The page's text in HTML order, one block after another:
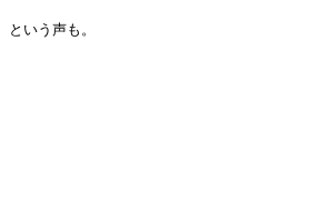
という声も。